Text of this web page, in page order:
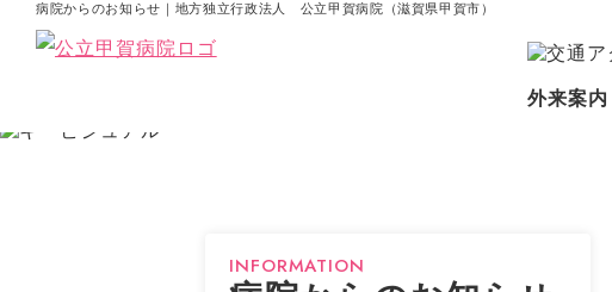
病院からのお知らせ｜地方独立行政法人 公立甲賀病院（滋賀県甲賀市）
外来案内
INFORMATION